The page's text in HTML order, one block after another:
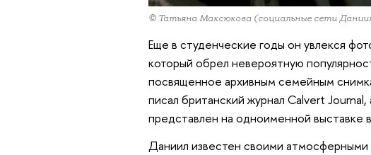
© Татьяна Максюкова (социальные сети
Еще в студенческие годы он увлекся
который обрел невероятную
посвященное архивным семейным
писал британский журнал Calvert
представлен на одноименной выставке
Даниил известен своими